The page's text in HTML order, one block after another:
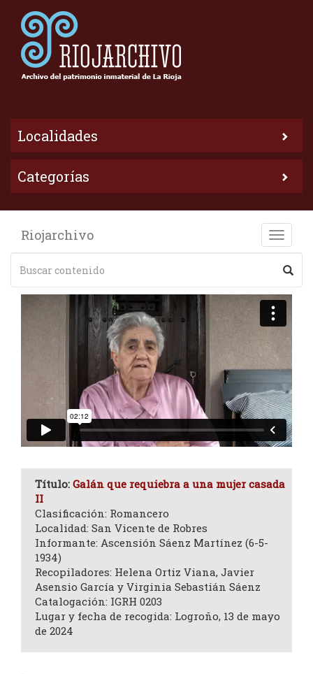
Localidades
Categorías
Toggle
Riojarchivo
Título: Galán que requiebra a una mujer casada
II
Clasificación: Romancero
Localidad: San Vicente de Robres
Informante: Ascensión Sáenz Martínez (6-5-
1934)
Recopiladores: Helena Ortiz Viana, Javier
Asensio García y Virginia Sebastián Sáenz
Catalogación: IGRH 0203
Lugar y fecha de recogida: Logroño, 13 de mayo
de 2024